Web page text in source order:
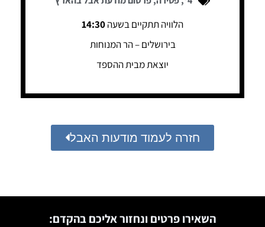
הלוויה תתקיים בשעה14:30
בירושלים – הר המנוחות
יוצאת מבית ההספד
חזרה לעמוד מודעות האבל
השאירו פרטים ונחזור אליכם בהקדם: